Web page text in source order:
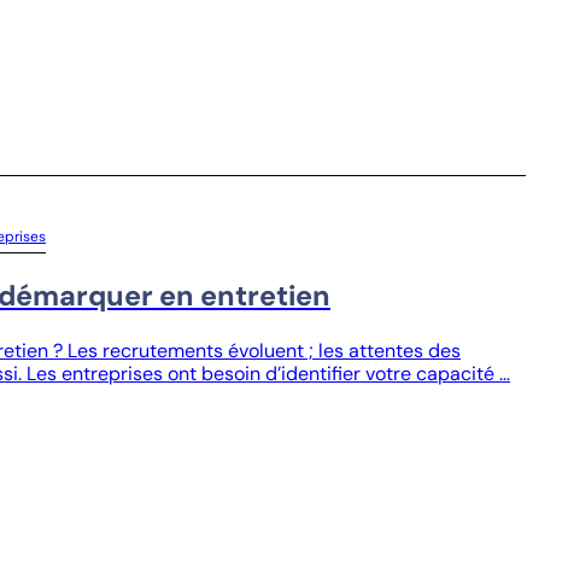
en entretien
? Les recrutements évoluent ; les attentes des
Les entreprises ont besoin d’identifier votre capacité …